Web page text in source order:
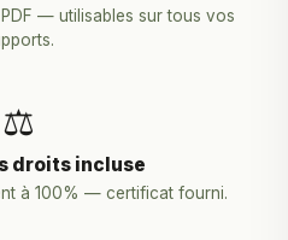
PDF — utilisables sur tous vos
⚖️
droits incluse
à 100% — certificat fourni.